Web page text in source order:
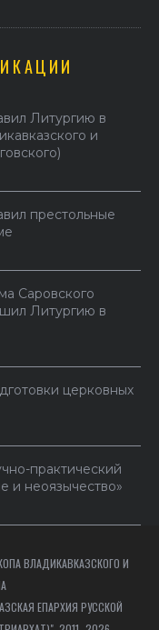
Литургию в
и
престольные
Саровского
Литургию в
церковных
практический
и неоязычество»
ВЛАДИКАВКАЗСКОГО И
ЕПАРХИЯ РУССКОЙ